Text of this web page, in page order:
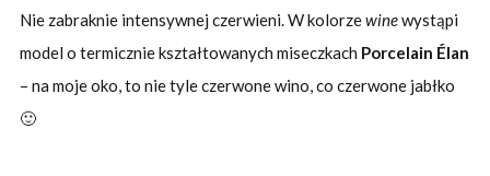
Nie zabraknie intensywnej czerwieni. W kolorzewinewystąpi
model o termicznie kształtowanych miseczkach Porcelain Élan
– na moje oko, to nie tyle czerwone wino, co czerwone jabłko
🙂